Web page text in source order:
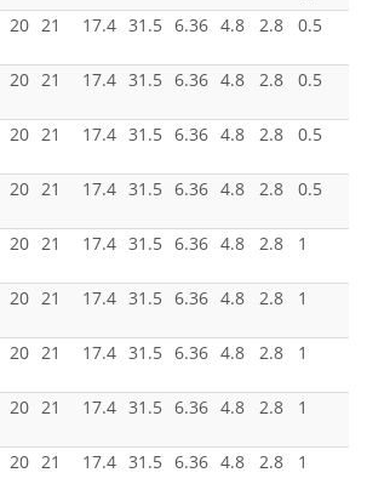
20 21 17.4 31.5 6.36 4.8 2.8 0.5
20 21 17.4 31.5 6.36 4.8 2.8 0.5
20 21 17.4 31.5 6.36 4.8 2.8 0.5
20 21 17.4 31.5 6.36 4.8 2.8 0.5
20 21 17.4 31.5 6.36 4.8 2.8 1
20 21 17.4 31.5 6.36 4.8 2.8 1
20 21 17.4 31.5 6.36 4.8 2.8 1
20 21 17.4 31.5 6.36 4.8 2.8 1
20 21 17.4 31.5 6.36 4.8 2.8 1